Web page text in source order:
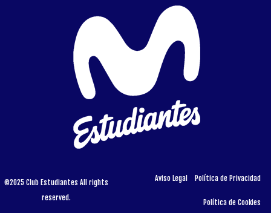
©2025 Club Estudiantes All rights
reserved.
Aviso Legal Política de Privacidad
Política de Cookies